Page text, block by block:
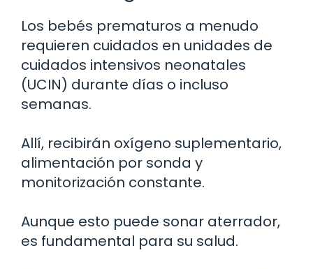
Los bebés prematuros a menudo
requieren cuidados en unidades de
cuidados intensivos neonatales
(UCIN) durante días o incluso
semanas.
Allí, recibirán oxígeno suplementario,
alimentación por sonda y
monitorización constante.
Aunque esto puede sonar aterrador,
es fundamental para su salud.